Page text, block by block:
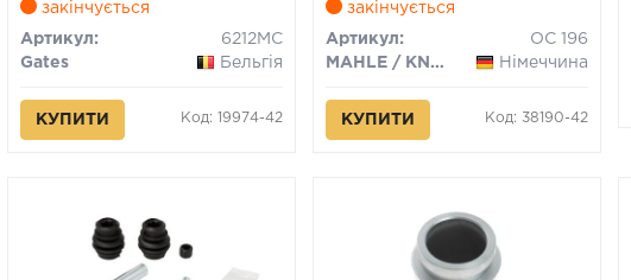
закінчується
Артикул:
6212MC
Gates
Бельгія
КУПИТИ Код: 19974-42
закінчується
Артикул:
OC 196
MAHLE / KNECHT
Німеччина
КУПИТИ Код: 38190-42